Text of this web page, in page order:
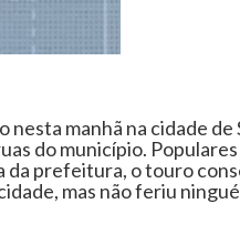
manhã na cidade de
do município.
da prefeitura, o touro
mas não feriu